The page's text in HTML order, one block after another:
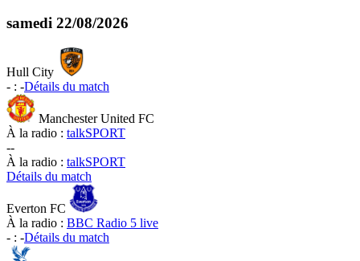
samedi 22/08/2026
Hull City
- : -Détails du match
Manchester United FC
À la radio : talkSPORT
--
À la radio : talkSPORT
Détails du match
Everton FC
À la radio : BBC Radio 5 live
- : -Détails du match